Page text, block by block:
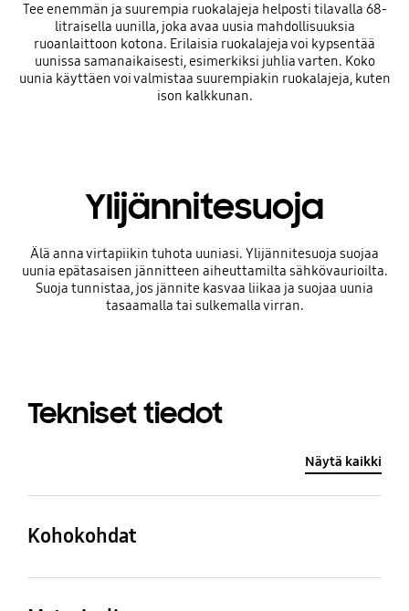
Tee enemmän ja suurempia ruokalajeja helposti tilavalla 68-
litraisella uunilla, joka avaa uusia mahdollisuuksia
ruoanlaittoon kotona. Erilaisia ruokalajeja voi kypsentää
uunissa samanaikaisesti, esimerkiksi juhlia varten. Koko
uunia käyttäen voi valmistaa suurempiakin ruokalajeja, kuten
ison kalkkunan.
Ylijännitesuoja
Älä anna virtapiikin tuhota uuniasi. Ylijännitesuoja suojaa
uunia epätasaisen jännitteen aiheuttamilta sähkövaurioilta.
Suoja tunnistaa, jos jännite kasvaa liikaa ja suojaa uunia
tasaamalla tai sulkemalla virran.
Tekniset tiedot
Näytä kaikki
Kohokohdat